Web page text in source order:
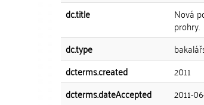
dc.title
Nová
prohry.
dc.type
dcterms.created
2011
dcterms.dateAccepted
2011-